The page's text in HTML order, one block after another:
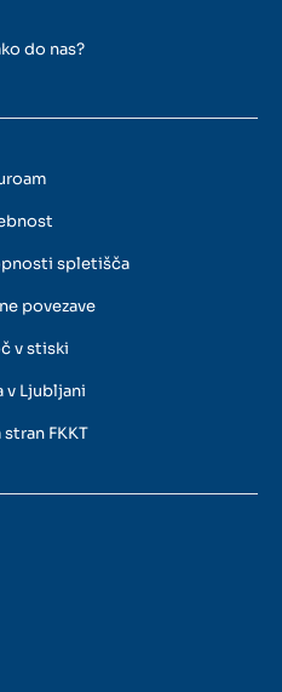
do nas?
spletišča
povezave
v stiski
v Ljubljani
FKKT